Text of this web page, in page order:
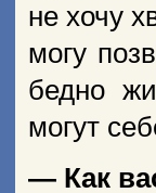
не хочу
могу
бедно
могут
— Как